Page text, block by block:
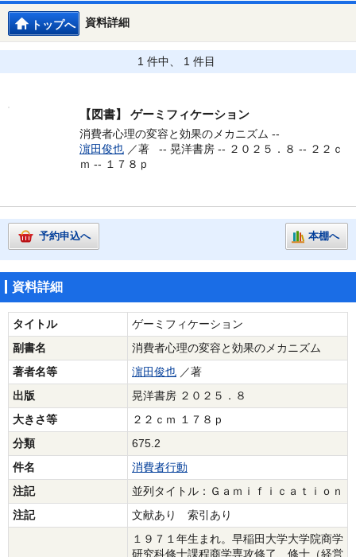
資料詳細
トップへ
1 件中、 1 件目
【図書】 ゲーミフィケーション
消費者心理の変容と効果のメカニズム --
濵田俊也 ／著 -- 晃洋書房 -- ２０２５．８ -- ２２ｃ
ｍ -- １７８ｐ
予約申込へ 本棚へ
資料詳細
タイトル
ゲーミフィケーション
副書名
消費者心理の変容と効果のメカニズム
著者名等
濵田俊也 ／著
出版
晃洋書房 ２０２５．８
大きさ等
２２ｃｍ １７８ｐ
分類
675.2
件名
消費者行動
注記
並列タイトル：Ｇａｍｉｆｉｃａｔｉｏｎ
注記
文献あり 索引あり
１９７１年生まれ。早稲田大学大学院商学
研究科修士課程商学専攻修了、修士（経営